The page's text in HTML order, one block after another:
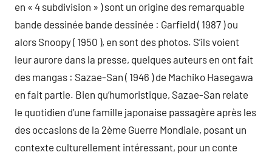
en « 4 subdivision » ) sont un origine des remarquable
bande dessinée bande dessinée : Garfield ( 1987 ) ou
alors Snoopy ( 1950 ), en sont des photos. S’ils voient
leur aurore dans la presse, quelques auteurs en ont fait
des mangas : Sazae-San ( 1946 ) de Machiko Hasegawa
en fait partie. Bien qu’humoristique, Sazae-San relate
le quotidien d’une famille japonaise passagère après les
des occasions de la 2ème Guerre Mondiale, posant un
contexte culturellement intéressant, pour un conte